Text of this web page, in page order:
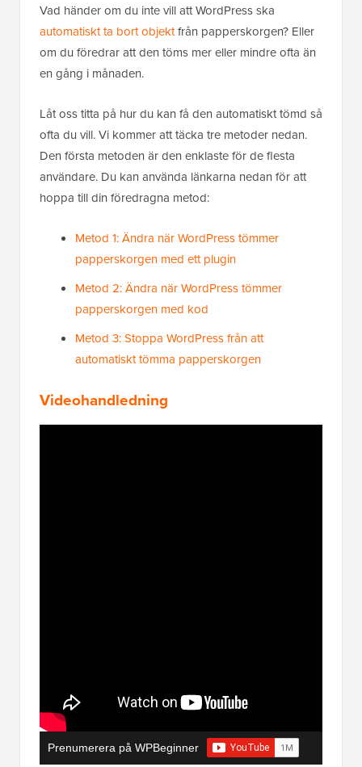
Vad händer om du inte vill att WordPress ska
automatiskt ta bort objektfrån papperskorgen? Eller
om du föredrar att den töms mer eller mindre ofta än
en gång i månaden.
Låt oss titta på hur du kan få den automatiskt tömd så
ofta du vill. Vi kommer att täcka tre metoder nedan.
Den första metoden är den enklaste för de flesta
användare. Du kan använda länkarna nedan för att
hoppa till din föredragna metod:
Metod 1: Ändra när WordPress tömmer
papperskorgen med ett plugin
Metod 2: Ändra när WordPress tömmer
papperskorgen med kod
Metod 3: Stoppa WordPress från att
automatiskt tömma papperskorgen
Videohandledning
Prenumerera på WPBeginner